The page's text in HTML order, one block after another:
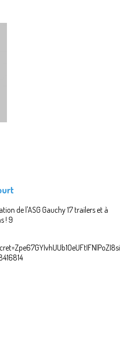
de l'ASG Gauchy 17 trailers et à
! 9